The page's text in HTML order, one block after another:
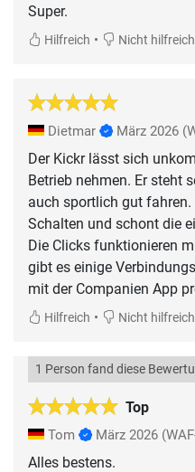
Super.
Hilfreich • Nicht hilfreich
Dietmar März 2026
Der Kickr lässt sich
Betrieb nehmen. Er steht
auch sportlich gut
Schalten und schont die
Die Clicks funktionieren
gibt es einige
mit der Companien App
Hilfreich • Nicht hilfreich
Top
1 Person fand diese
Tom März 2026
Alles bestens.